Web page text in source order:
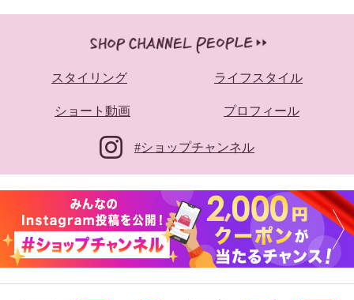
スタイリング ライフスタイル
ショート動画 プロフィール
#ショップチャンネル